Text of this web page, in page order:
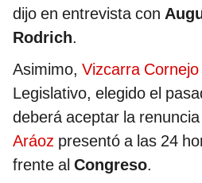
dijo en entrevista con
Rodrich.
Asimimo, Vizcarra Cornejo
Legislativo, elegido el
deberá aceptar la
Aráoz presentó a las 24
frente al Congreso.